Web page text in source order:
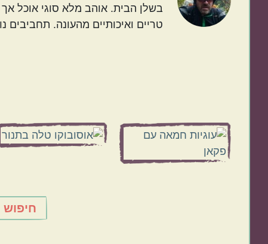
בשלן הבית. אוהב מלא סוגי אוכל אך
טריים ואיכותיים מהעונה. תחביבים
חיפוש